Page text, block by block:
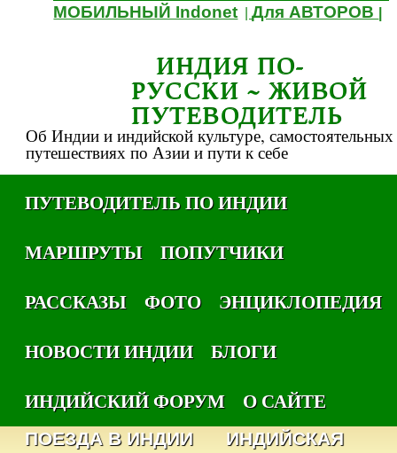
МОБИЛЬНЫЙ Indonet |Для АВТОРОВ
ИНДИЯ ПО-
РУССКИ ~ ЖИВОЙ
ПУТЕВОДИТЕЛЬ
Об Индии и индийской культуре, самостоятельных
путешествиях по Азии и пути к себе
ПУТЕВОДИТЕЛЬ ПО ИНДИИ
МАРШРУТЫ
ПОПУТЧИКИ
РАССКАЗЫ
ФОТО
ЭНЦИКЛОПЕДИЯ
НОВОСТИ ИНДИИ
БЛОГИ
ИНДИЙСКИЙ ФОРУМ
О САЙТЕ
ПОЕЗДА В ИНДИИ
ИНДИЙСКАЯ